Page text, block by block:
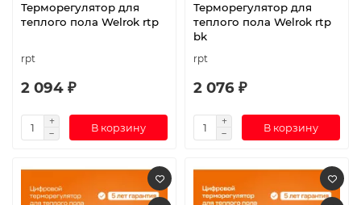
Терморегулятор для
теплого пола Welrok rtp
rpt
2 094 ₽
В корзину
Терморегулятор для
теплого пола Welrok rtp
bk
rpt
2 076 ₽
В корзину